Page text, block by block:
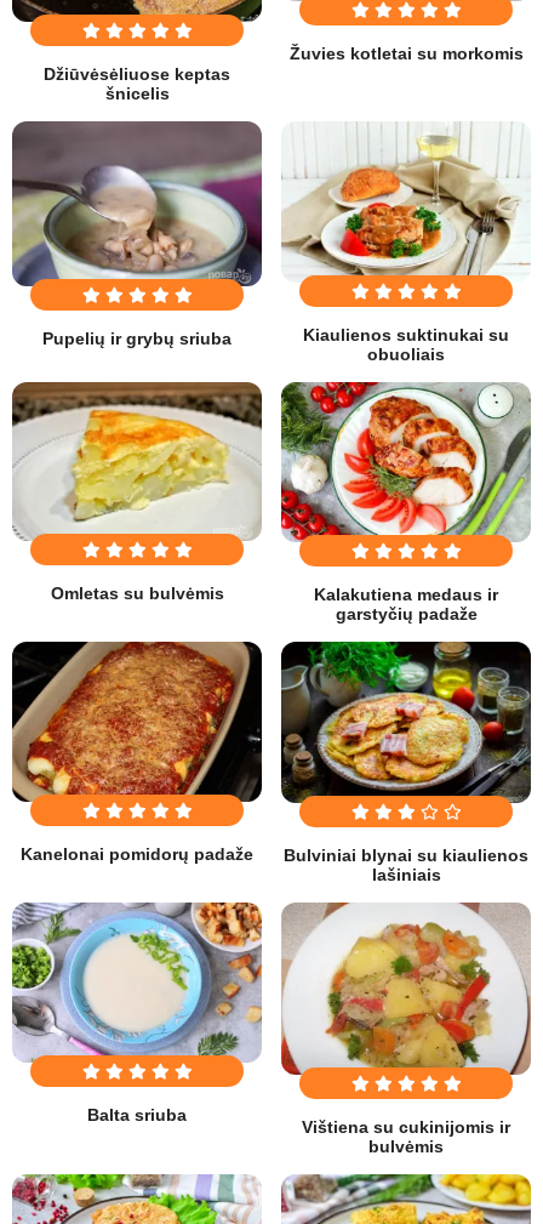
Džiūvėsėliuose keptas
šnicelis
Žuvies kotletai su morkomis
Pupelių ir grybų sriuba
Kiaulienos suktinukai su
obuoliais
Omletas su bulvėmis
Kalakutiena medaus ir
garstyčių padaže
Kanelonai pomidorų padaže
Bulviniai blynai su kiaulienos
lašiniais
Balta sriuba
Vištiena su cukinijomis ir
bulvėmis